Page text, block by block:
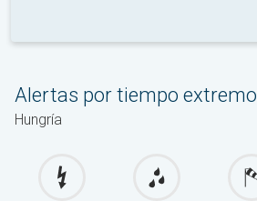
Alertas por tiempo extremo
Hungría